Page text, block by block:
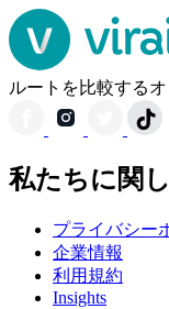
ルートを比較する
私たちに関
プライバシー
企業情報
利用規約
Insights